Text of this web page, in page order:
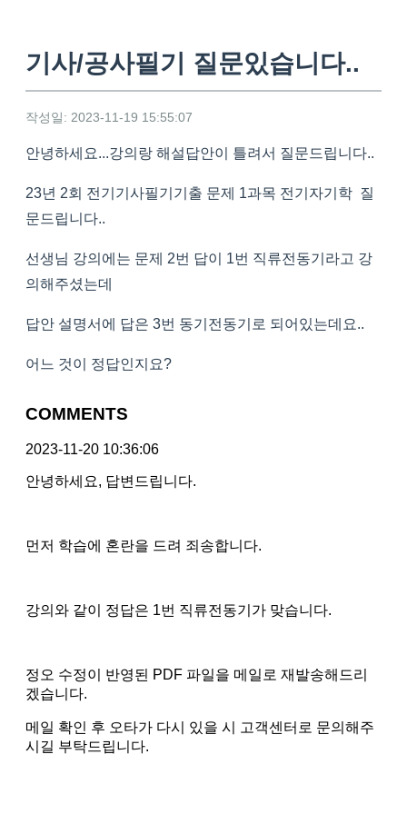
기사/공사필기 질문있습니다..
작성일: 2023-11-19 15:55:07
안녕하세요...강의랑 해설답안이 틀려서 질문드립니다..
23년 2회 전기기사필기기출 문제 1과목 전기자기학 질
문드립니다..
선생님 강의에는 문제 2번 답이 1번 직류전동기라고 강
의해주셨는데
답안 설명서에 답은 3번 동기전동기로 되어있는데요..
어느 것이 정답인지요?
COMMENTS
2023-11-20 10:36:06
안녕하세요, 답변드립니다.
먼저 학습에 혼란을 드려 죄송합니다.
강의와 같이 정답은 1번 직류전동기가 맞습니다.
정오 수정이 반영된 PDF 파일을 메일로 재발송해드리
겠습니다.
메일 확인 후 오타가 다시 있을 시 고객센터로 문의해주
시길 부탁드립니다.